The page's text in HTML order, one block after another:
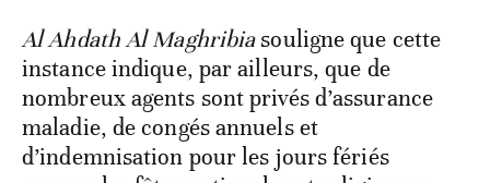
Al Ahdath Al Maghribiasouligne que cette
instance indique, par ailleurs, que de
nombreux agents sont privés d’assurance
maladie, de congés annuels et
d’indemnisation pour les jours fériés